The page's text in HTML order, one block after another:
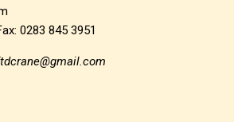
0283 845 3951